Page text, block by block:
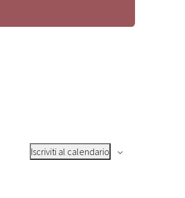
Iscriviti al calendario